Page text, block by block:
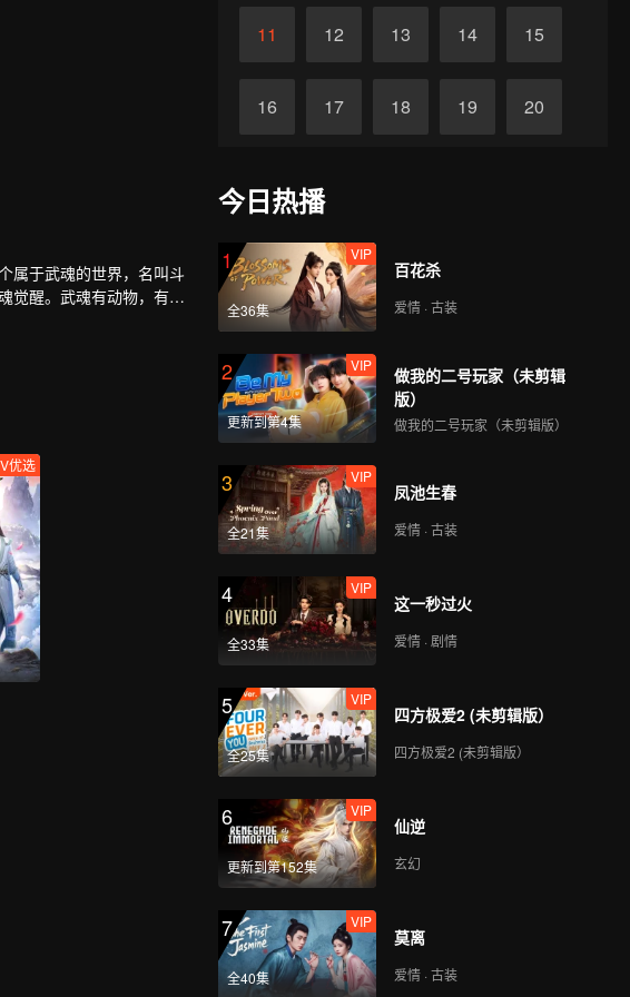
11 12 13 14 15
16 17 18 19 20
26 27
属于武魂的世界，名叫斗
觉醒。武魂有动物，有植
最为强大也是最荣耀的
在这片武魂的世界再铸
优选
今日热播
1
全36集
VIP
百花杀
爱情 · 古装
2
更新到第4集
VIP
做我的二号玩家（未剪辑
版）
做我的二号玩家（未剪辑版）
3
全21集
VIP
凤池生春
爱情 · 古装
4
全33集
VIP
这一秒过火
爱情 · 剧情
5
全25集
VIP
四方极爱2 (未剪辑版）
四方极爱2 (未剪辑版）
6
更新到第152集
VIP
仙逆
玄幻
7
全40集
VIP
莫离
爱情 · 古装